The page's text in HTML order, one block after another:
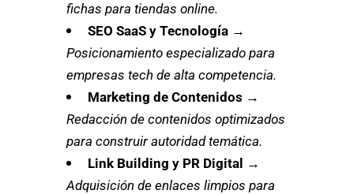
fichas para tiendas online.
SEO SaaS y Tecnología →
Posicionamiento especializado para
empresas tech de alta competencia.
Marketing de Contenidos →
Redacción de contenidos optimizados
para construir autoridad temática.
Link Building y PR Digital →
Adquisición de enlaces limpios para